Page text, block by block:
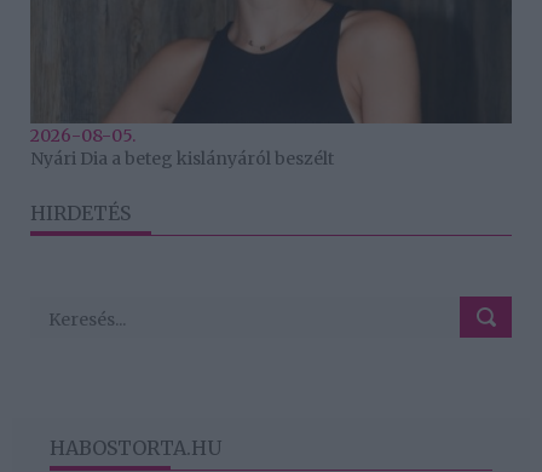
2026-08-05.
Nyári Dia a beteg kislányáról beszélt
HIRDETÉS
HABOSTORTA.HU